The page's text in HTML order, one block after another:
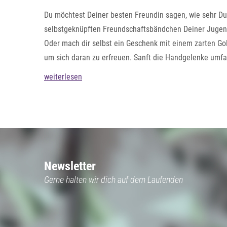
Du möchtest Deiner besten Freundin sagen, wie sehr
selbstgeknüpften Freundschaftsbändchen Deiner
Oder mach dir selbst ein Geschenk mit einem zarten
um sich daran zu erfreuen. Sanft die Handgelenke
Fußkettchen
weiterlesen
Newsletter
Gerne halten wir dich auf dem Laufenden